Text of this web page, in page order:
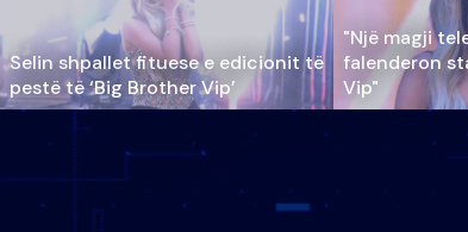
Selin shpallet fituese e edicionit të
pestë të ‘Big Brother Vip’
"Një magji
falenderon
Vip"